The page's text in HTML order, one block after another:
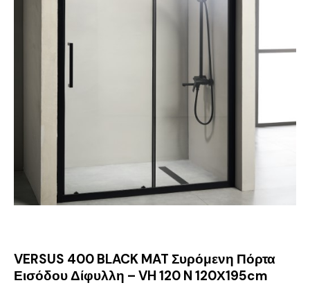
VERSUS 400 BLACK MAT Συρόμενη Πόρτα
Εισόδου Δίφυλλη – VH 120 N 120Χ195cm